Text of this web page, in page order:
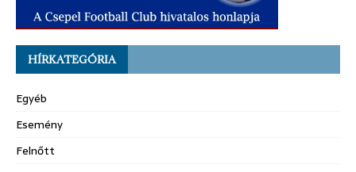
HÍRKATEGÓRIA
Egyéb
Esemény
Felnőtt